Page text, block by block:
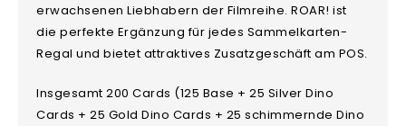
erwachsenen Liebhabern der Filmreihe. ROAR! ist
die perfekte Ergänzung für jedes Sammelkarten-
Regal und bietet attraktives Zusatzgeschäft am POS.
Insgesamt 200 Cards (125 Base + 25 Silver Dino
Cards + 25 Gold Dino Cards + 25 schimmernde Dino